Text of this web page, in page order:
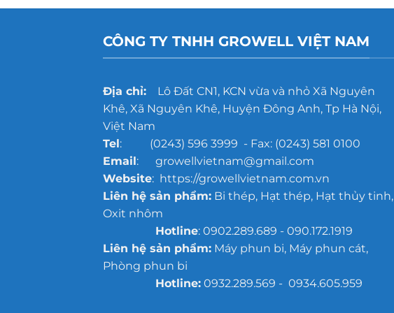
CÔNG TY TNHH GROWELL VIỆT NAM
Địa chỉ:Lô Đất CN1, KCN vừa và nhỏ Xã Nguyên
Khê, Xã Nguyên Khê, Huyện Đông Anh, Tp Hà Nội,
Việt Nam
Tel: (0243) 596 3999 - Fax: (0243) 581 0100
Email: growellvietnam@gmail.com
Website: https://growellvietnam.com.vn
Liên hệ sản phẩm:Bi thép, Hạt thép, Hạt thủy tinh,
Oxit nhôm
Hotline: 0902.289.689 - 090.172.1919
Liên hệ sản phẩm:Máy phun bi, Máy phun cát,
Phòng phun bi
Hotline:0932.289.569 - 0934.605.959